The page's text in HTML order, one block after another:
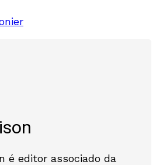
é editor associado da